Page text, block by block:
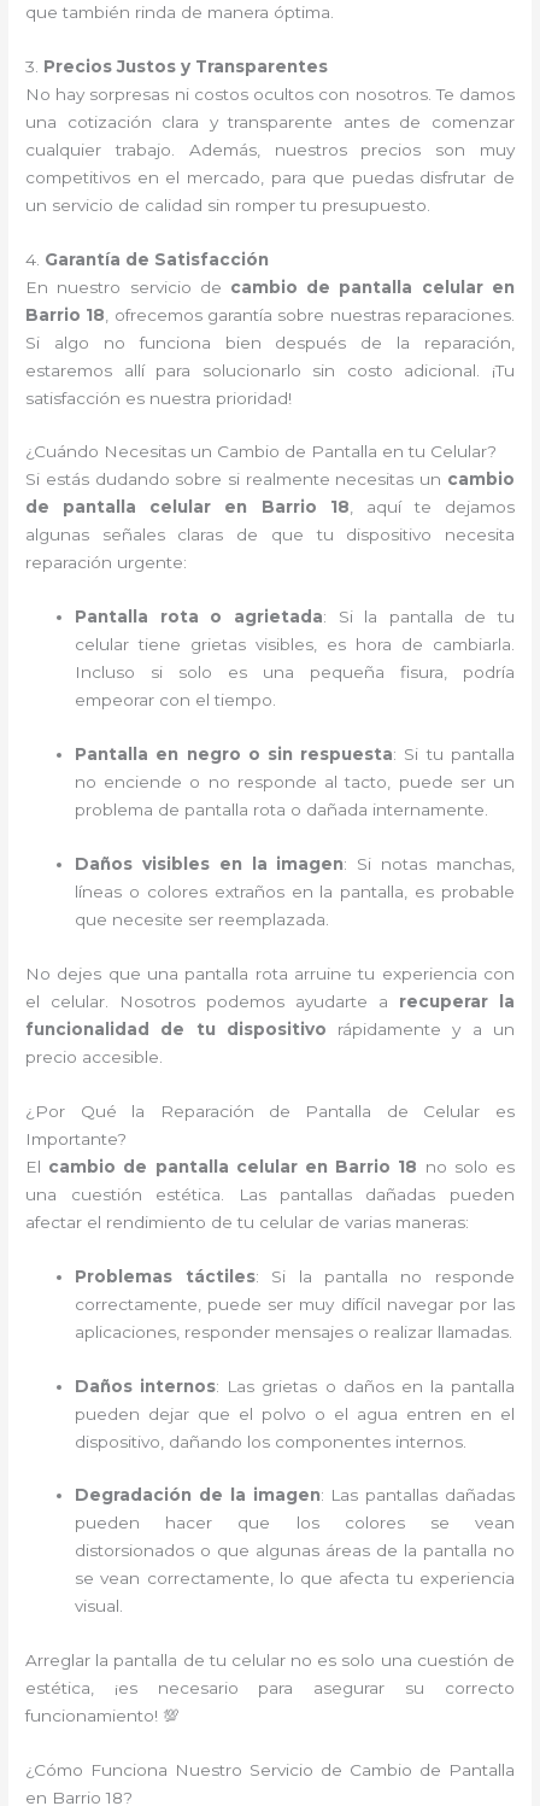
que también rinda de manera óptima.
3. Precios Justos y Transparentes
No hay sorpresas ni costos ocultos con nosotros. Te damos
una cotización clara y transparente antes de comenzar
cualquier trabajo. Además, nuestros precios son muy
competitivos en el mercado, para que puedas disfrutar de
un servicio de calidad sin romper tu presupuesto.
4. Garantía de Satisfacción
En nuestro servicio de cambio de pantalla celular en
Barrio 18 , ofrecemos garantía sobre nuestras reparaciones.
Si algo no funciona bien después de la reparación,
estaremos allí para solucionarlo sin costo adicional. ¡Tu
satisfacción es nuestra prioridad!
¿Cuándo Necesitas un Cambio de Pantalla en tu Celular?
Si estás dudando sobre si realmente necesitas un cambio
de pantalla celular en Barrio 18, aquí te dejamos
algunas señales claras de que tu dispositivo necesita
reparación urgente:
Pantalla rota o agrietada: Si la pantalla de tu
celular tiene grietas visibles, es hora de cambiarla.
Incluso si solo es una pequeña fisura, podría
empeorar con el tiempo.
Pantalla en negro o sin respuesta: Si tu pantalla
no enciende o no responde al tacto, puede ser un
problema de pantalla rota o dañada internamente.
Daños visibles en la imagen: Si notas manchas,
líneas o colores extraños en la pantalla, es probable
que necesite ser reemplazada.
No dejes que una pantalla rota arruine tu experiencia con
el celular. Nosotros podemos ayudarte a recuperar la
funcionalidad de tu dispositivo rápidamente y a un
precio accesible.
¿Por Qué la Reparación de Pantalla de Celular es
Importante?
El cambio de pantalla celular en Barrio 18 no solo es
una cuestión estética. Las pantallas dañadas pueden
afectar el rendimiento de tu celular de varias maneras:
Problemas táctiles: Si la pantalla no responde
correctamente, puede ser muy difícil navegar por las
aplicaciones, responder mensajes o realizar llamadas.
Daños internos: Las grietas o daños en la pantalla
pueden dejar que el polvo o el agua entren en el
dispositivo, dañando los componentes internos.
Degradación de la imagen: Las pantallas dañadas
pueden hacer que los colores se vean
distorsionados o que algunas áreas de la pantalla no
se vean correctamente, lo que afecta tu experiencia
visual.
Arreglar la pantalla de tu celular no es solo una cuestión de
estética, ¡es necesario para asegurar su correcto
funcionamiento! 💯
¿Cómo Funciona Nuestro Servicio de Cambio de Pantalla
en Barrio 18?